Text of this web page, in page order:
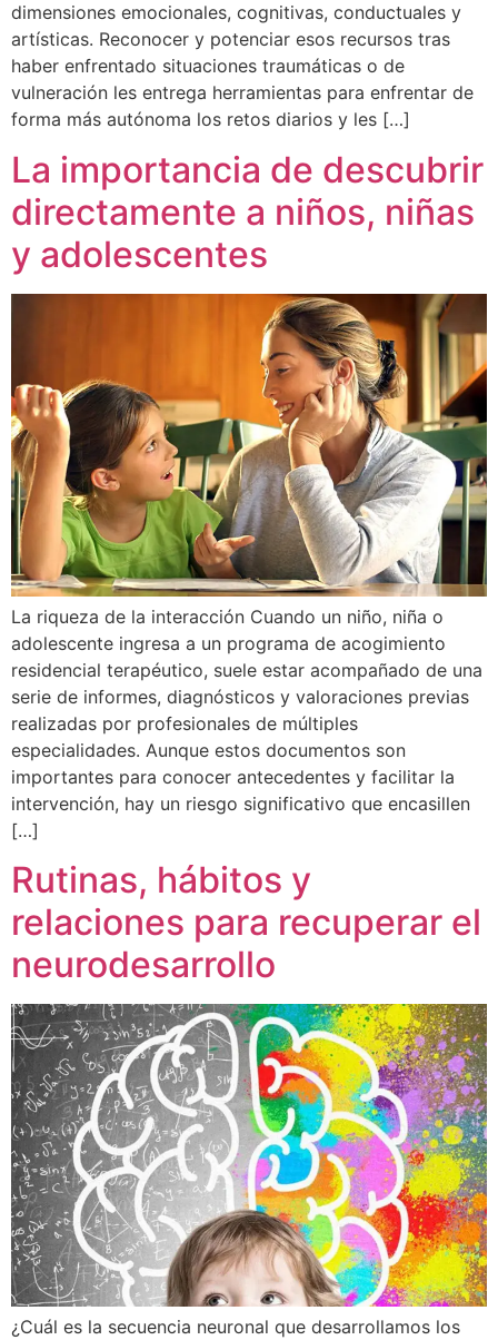
dimensiones emocionales, cognitivas, conductuales y
artísticas. Reconocer y potenciar esos recursos tras
haber enfrentado situaciones traumáticas o de
vulneración les entrega herramientas para enfrentar de
forma más autónoma los retos diarios y les […]
La importancia de descubrir
directamente a niños, niñas
y adolescentes
La riqueza de la interacción Cuando un niño, niña o
adolescente ingresa a un programa de acogimiento
residencial terapéutico, suele estar acompañado de una
serie de informes, diagnósticos y valoraciones previas
realizadas por profesionales de múltiples
especialidades. Aunque estos documentos son
importantes para conocer antecedentes y facilitar la
intervención, hay un riesgo significativo que encasillen
[…]
Rutinas, hábitos y
relaciones para recuperar el
neurodesarrollo
¿Cuál es la secuencia neuronal que desarrollamos los